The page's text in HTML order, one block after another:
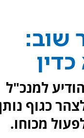
שוב:
למנכ"ל
כגוף
מכוחו.